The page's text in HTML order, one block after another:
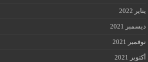
يناير 2022
ديسمبر 2021
نوفمبر 2021
أكتوبر 2021